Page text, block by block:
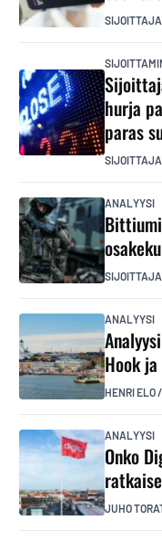
hurja
paras
ANALYYSI
ANALYYSI
Hook ja
HENRI ELO/
ANALYYSI
Onko
JUHO